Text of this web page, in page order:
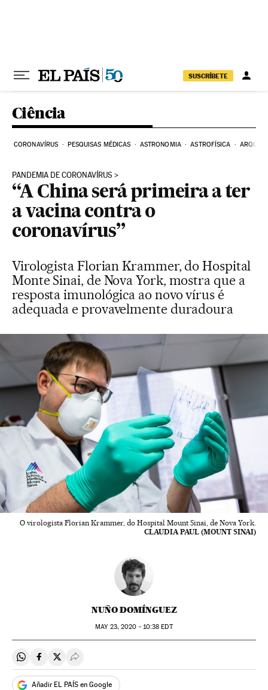
SUSCRÍBETE
Ciência
CORONAVÍRUS PESQUISAS MÉDICAS ASTRONOMIA ASTROFÍSICA
PANDEMIA DE CORONAVÍRUS
“A China será primeira a ter
a vacina contra o
coronavírus”
Virologista Florian Krammer, do Hospital
Monte Sinai, de Nova York, mostra que a
resposta imunológica ao novo vírus é
adequada e provavelmente duradoura
O virologista Florian Krammer, do Hospital Mount Sinai, de Nova York.
CLAUDIA PAUL (MOUNT SINAI)
NUÑO DOMÍNGUEZ
MAY23, 2020 - 10:38 EDT
Compartir en Whatsapp
Compartir en Facebook
Compartir en Twitter
Desplegar Redes Sociales
Añadir EL PAÍS en Google